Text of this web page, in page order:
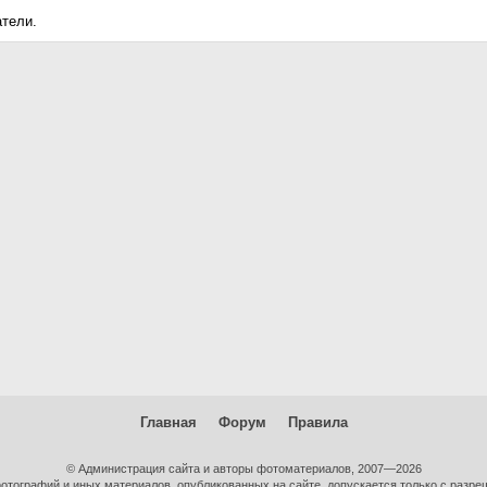
Главная Форум Правила
© Администрация сайта и авторы фотоматериалов, 2007—2026